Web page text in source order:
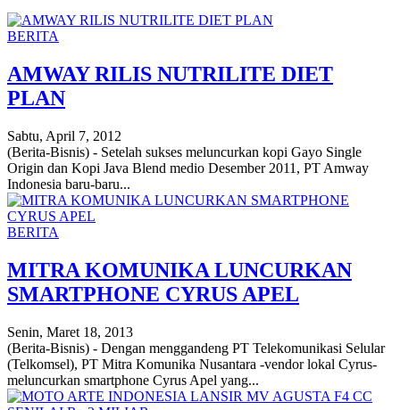
BERITA
AMWAY RILIS NUTRILITE DIET
PLAN
Sabtu, April 7, 2012
(Berita-Bisnis) - Setelah sukses meluncurkan kopi Gayo Single
Origin dan Kopi Java Blend medio Desember 2011, PT Amway
Indonesia baru-baru...
BERITA
MITRA KOMUNIKA LUNCURKAN
SMARTPHONE CYRUS APEL
Senin, Maret 18, 2013
(Berita-Bisnis) - Dengan menggandeng PT Telekomunikasi Selular
(Telkomsel), PT Mitra Komunika Nusantara -vendor lokal Cyrus-
meluncurkan smartphone Cyrus Apel yang...